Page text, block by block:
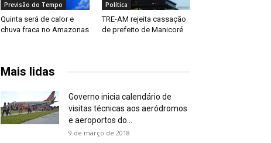
Previsão do Tempo
Quinta será de calor e
chuva fraca no Amazonas
Política
TRE-AM rejeita cassação
de prefeito de Manicoré
Mais lidas
Governo inicia calendário de
visitas técnicas aos aeródromos
e aeroportos do...
9 de março de 2018